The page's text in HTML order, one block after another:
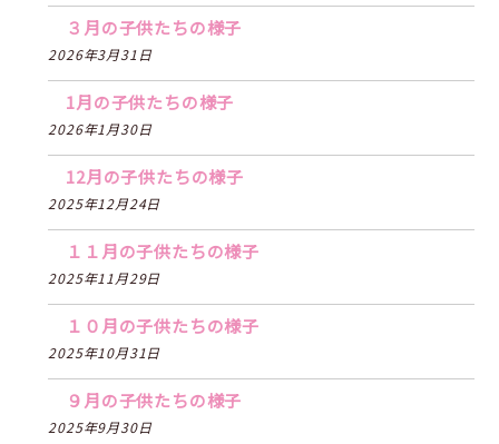
３月の子供たちの様子
2026年3月31日
1月の子供たちの様子
2026年1月30日
12月の子供たちの様子
2025年12月24日
１１月の子供たちの様子
2025年11月29日
１０月の子供たちの様子
2025年10月31日
９月の子供たちの様子
2025年9月30日